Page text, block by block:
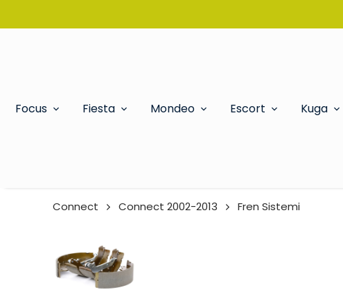
Focus Fiesta Mondeo Escort Kuga
Connect Connect 2002-2013 Fren Sistemi